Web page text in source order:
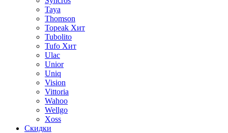
Taya
Thomson
Topeak Хит
Tubolito
Tufo Хит
Ulac
Unior
Uniq
Vision
Vittoria
Wahoo
Wellgo
Xoss
Скидки